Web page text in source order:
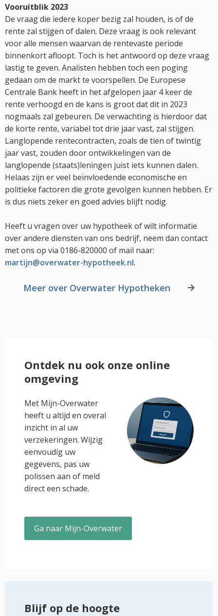
Vooruitblik 2023
De vraag die iedere koper bezig zal houden, is of de
rente zal stijgen of dalen. Deze vraag is ook relevant
voor alle mensen waarvan de rentevaste periode
binnenkort afloopt. Toch is het antwoord op deze vraag
lastig te geven. Analisten hebben toch een poging
gedaan om de markt te voorspellen. De Europese
Centrale Bank heeft in het afgelopen jaar 4 keer de
rente verhoogd en de kans is groot dat dit in 2023
nogmaals zal gebeuren. De verwachting is hierdoor dat
de korte rente, variabel tot drie jaar vast, zal stijgen.
Langlopende rentecontracten, zoals de tien of twintig
jaar vast, zouden door ontwikkelingen van de
langlopende (staats)leningen juist iets kunnen dalen.
Helaas zijn er veel beïnvloedende economische en
politieke factoren die grote gevolgen kunnen hebben. Er
is dus niets zeker en goed advies blijft nodig.
Heeft u vragen over uw hypotheek of wilt informatie
over andere diensten van ons bedrijf, neem dan contact
met ons op via 0186-820000 of mail naar:
martijn@overwater-hypotheek.nl.
Meer over Overwater Hypotheken
Ontdek nu ook onze online
omgeving
Met Mijn-Overwater
heeft u altijd en overal
inzicht in al uw
verzekeringen. Wijzig
eenvoudig uw
gegevens, pas uw
polissen aan of meld
direct een schade.
Ga naar Mijn-Overwater
Blijf op de hoogte